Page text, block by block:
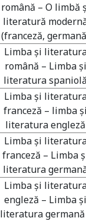
română – O limbă
literatură
(franceză,
Limba şi
română – Limba şi
literatura
Limba şi
franceză – limba
literatura engleză
Limba şi
franceză – Limba
literatura
Limba şi
engleză – Limba şi
literatura